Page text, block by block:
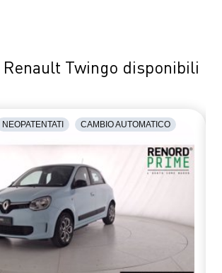
Twingo disponibili
NEOPATENTATI CAMBIO AUTOMATICO